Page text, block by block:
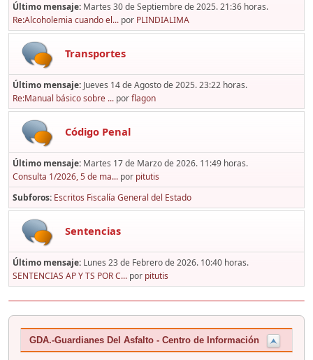
Último mensaje: Martes 30 de Septiembre de 2025. 21:36 horas.
Re:Alcoholemia cuando el... por PLINDIALIMA
Transportes
Último mensaje: Jueves 14 de Agosto de 2025. 23:22 horas.
Re:Manual básico sobre ... porflagon
Código Penal
Último mensaje: Martes 17 de Marzo de 2026. 11:49 horas.
Consulta 1/2026, 5 de ma... por pitutis
Subforos Escritos Fiscalía General del Estado
Sentencias
Último mensaje: Lunes 23 de Febrero de 2026. 10:40 horas.
SENTENCIAS AP Y TS POR C... por pitutis
GDA.-Guardianes Del Asfalto - Centro de Información